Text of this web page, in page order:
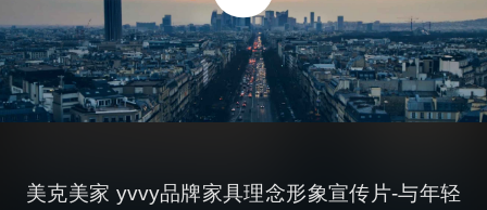
美克美家 yvvy品牌家具理念形象宣传片-与年轻